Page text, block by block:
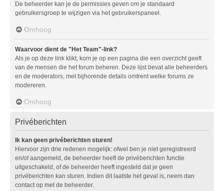
De beheerder kan je de permissies geven om je standaard
gebruikersgroep te wijzigen via het gebruikerspaneel.
Omhoog
Waarvoor dient de "Het Team"-link?
Als je op deze link klikt, kom je op een pagina die een overzicht geeft
van de mensen die het forum beheren. Deze lijst bevat alle beheerders
en de moderators, met bijhorende details omtrent welke forums ze
modereren.
Omhoog
Privéberichten
Ik kan geen privéberichten sturen!
Hiervoor zijn drie redenen mogelijk: ofwel ben je niet geregistreerd
en/of aangemeld, de beheerder heeft de privéberichten functie
uitgeschakeld, of de beheerder heeft ingesteld dat je geen
privéberichten kan sturen. Indien dit laatste het geval is, neem dan
contact op met de beheerder.